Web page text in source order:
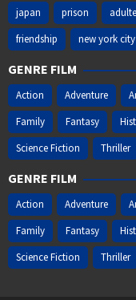
japan prison
friendship
new york city
GENRE FILM
Action Adventure
Family
Fantasy
Science Fiction
Thriller
GENRE FILM
Action Adventure
Family
Fantasy
Science Fiction
Thriller